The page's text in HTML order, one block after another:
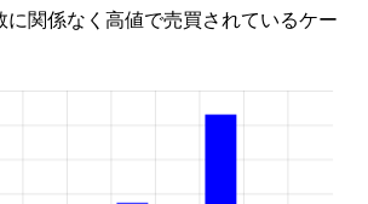
関係なく高値で売買されているケー